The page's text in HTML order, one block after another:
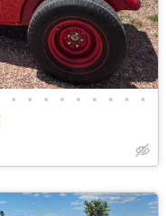
• • • • • • • • •